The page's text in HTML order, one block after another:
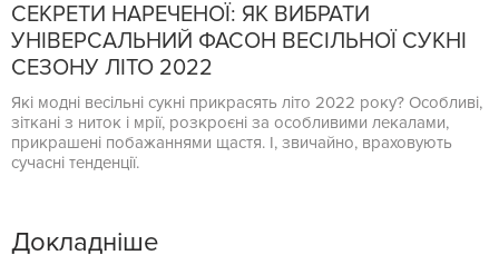
СЕКРЕТИ НАРЕЧЕНОЇ: ЯК ВИБРАТИ
УНІВЕРСАЛЬНИЙ ФАСОН ВЕСІЛЬНОЇ СУКНІ
СЕЗОНУ ЛІТО 2022
Які модні весільні сукні прикрасять літо 2022 року? Особливі,
зіткані з ниток і мрії, розкроєні за особливими лекалами,
прикрашені побажаннями щастя. І, звичайно, враховують
сучасні тенденції.
Докладніше